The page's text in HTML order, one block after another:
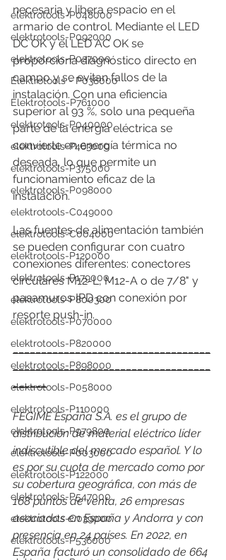
elektrotools-P048000
elektrotools-P092000
elektrotools-P027000
Elektrotools - P038000
Elektrotools-P761000
elektrotools-P040000
elektrotools-P463000
elektrotools-P375000
elektrotools-P098000
elektrotools-C049000
elektrotools-C004000
elektrotools-P120000
elektrotools-P179000
elektrotools-P800300
elektrotools-P070000
elektrotools-P820000
elektrotools-P898000
elektrotools-P058000
elektrotools-P110000
elektrotools-P979800
elektrotools-P003000
elektrotools-P122000
elektrotools-P547000
elektrotools-C039000
elektrotools-P536000
necesaria y libera espacio en el
armario de control. Mediante el LED
DC OK y el LED AC OK se
proporciona diagnóstico directo en
campo y se evitan fallos de la
instalación. Con una eficiencia
superior al 93 %, solo una pequeña
parte de la energía eléctrica se
convierte en energía térmica no
deseada, lo que permite un
funcionamiento eficaz de la
instalación.
Las fuentes de alimentación también
se pueden configurar con cuatro
conexiones diferentes: conectores
circulares M12-L, M12-A o de 7/8" y
pasamuros IPD con conexión por
resorte push-in.
___________________________________
___________________________________
______
FEGIME España S.A. es el grupo de
distribución de material eléctrico líder
indiscutible del mercado español. Y lo
es por su cuota de mercado como por
su cobertura geográfica, con más de
168 puntos de venta, 26 empresas
asociadas en España y Andorra y con
presencia en 24 países. En 2022, en
España facturó un consolidado de 664